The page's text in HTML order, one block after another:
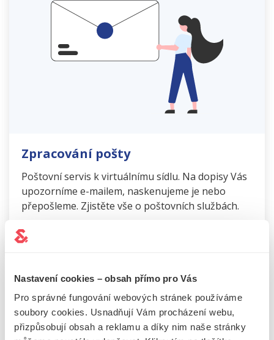
Nastavení cookies – obsah přímo pro Vás
Pro správné fungování webových stránek používáme
soubory cookies. Usnadňují Vám procházení webu,
přizpůsobují obsah a reklamu a díky nim naše stránky
Zpracování pošty
Poštovní servis k virtuálnímu sídlu. Na dopisy Vás
upozorníme e-mailem, naskenujeme je nebo
přepošleme. Zjistěte vše o poštovních službách.
ZJISTIT VÍCE
CHCETE POMOCI